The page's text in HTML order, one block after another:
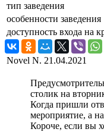
тип заведения
особенности заведения
доступность входа на
Novel N. 21.04.2021
столик на
Когда пришли
мероприятие, а
Короче, если вы